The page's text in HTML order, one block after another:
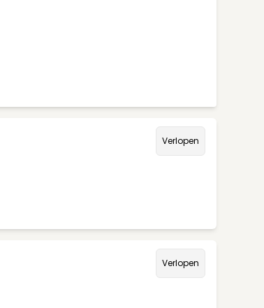
Verlopen
Verlopen